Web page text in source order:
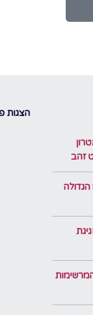
הצגות
זהב